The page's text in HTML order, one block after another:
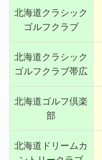
北海道クラシック
ゴルフクラブ
北海道クラシック
ゴルフクラブ帯広
北海道ゴルフ倶楽
部
北海道ドリームカ